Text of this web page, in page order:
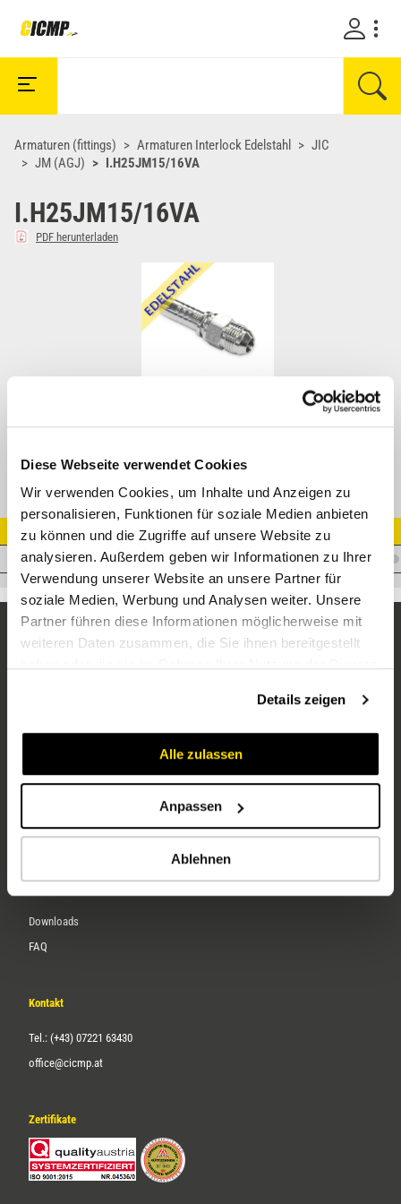
Diese Webseite verwendet Cookies
Wir verwenden Cookies, um Inhalte und Anzeigen zu
personalisieren, Funktionen für soziale Medien anbieten
zu können und die Zugriffe auf unsere Website zu
analysieren. Außerdem geben wir Informationen zu Ihrer
Verwendung unserer Website an unsere Partner für
soziale Medien, Werbung und Analysen weiter. Unsere
Partner führen diese Informationen möglicherweise mit
weiteren Daten zusammen, die Sie ihnen bereitgestellt
Details zeigen
Alle zulassen
Anpassen
Ablehnen
Armaturen (fittings) Armaturen Interlock Edelstahl
JIC
JM (AGJ)
I.H25JM15/16VA
I.H25JM15/16VA
PDF herunterladen
Artikel Nr.
I.H25JM15/16VA
Karriere
Downloads
FAQ
Kontakt
Tel.: (+43) 07221 63430
office@cicmp.at
Zertifikate